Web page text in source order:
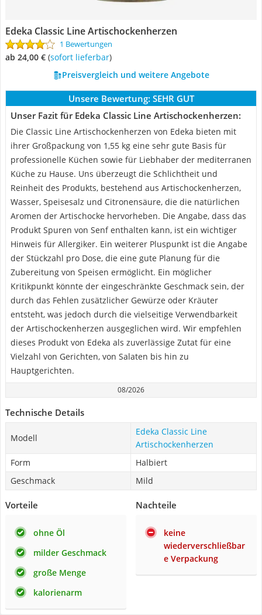
Edeka Classic Line Artischockenherzen
1 Bewertungen
ab 24,00 € ( Sofort lieferbar)
Preisvergleich und weitere Angebote
Unsere Bewertung: SEHR GUT
Unser Fazit für Edeka Classic Line Artischockenherzen:
Die Classic Line Artischockenherzen von Edeka bieten mit
ihrer Großpackung von 1,55 kg eine sehr gute Basis für
professionelle Küchen sowie für Liebhaber der mediterranen
Küche zu Hause. Uns überzeugt die Schlichtheit und
Reinheit des Produkts, bestehend aus Artischockenherzen,
Wasser, Speisesalz und Citronensäure, die die natürlichen
Aromen der Artischocke hervorheben. Die Angabe, dass das
Produkt Spuren von Senf enthalten kann, ist ein wichtiger
Hinweis für Allergiker. Ein weiterer Pluspunkt ist die Angabe
der Stückzahl pro Dose, die eine gute Planung für die
Zubereitung von Speisen ermöglicht. Ein möglicher
Kritikpunkt könnte der eingeschränkte Geschmack sein, der
durch das Fehlen zusätzlicher Gewürze oder Kräuter
entsteht, was jedoch durch die vielseitige Verwendbarkeit
der Artischockenherzen ausgeglichen wird. Wir empfehlen
dieses Produkt von Edeka als zuverlässige Zutat für eine
Vielzahl von Gerichten, von Salaten bis hin zu
Hauptgerichten.
08/2026
Technische Details
Modell
Edeka Classic Line
Artischockenherzen
Form
Halbiert
Geschmack
Mild
Vorteile
ohne Öl
milder Geschmack
große Menge
kalorienarm
Nachteile
keine
wiederverschließbar
e Verpackung